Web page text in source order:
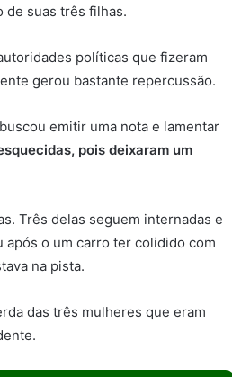
de suas três filhas.
políticas que fizeram
gerou bastante repercussão.
emitir uma nota e lamentar
pois deixaram um
Três delas seguem internadas e
o um carro ter colidido com
na pista.
das três mulheres que eram